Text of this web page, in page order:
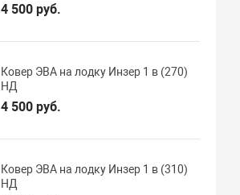
4 500 руб.
Ковер ЭВА на лодку Инзер 1 в (270)
НД
4 500 руб.
Ковер ЭВА на лодку Инзер 1 в (310)
НД